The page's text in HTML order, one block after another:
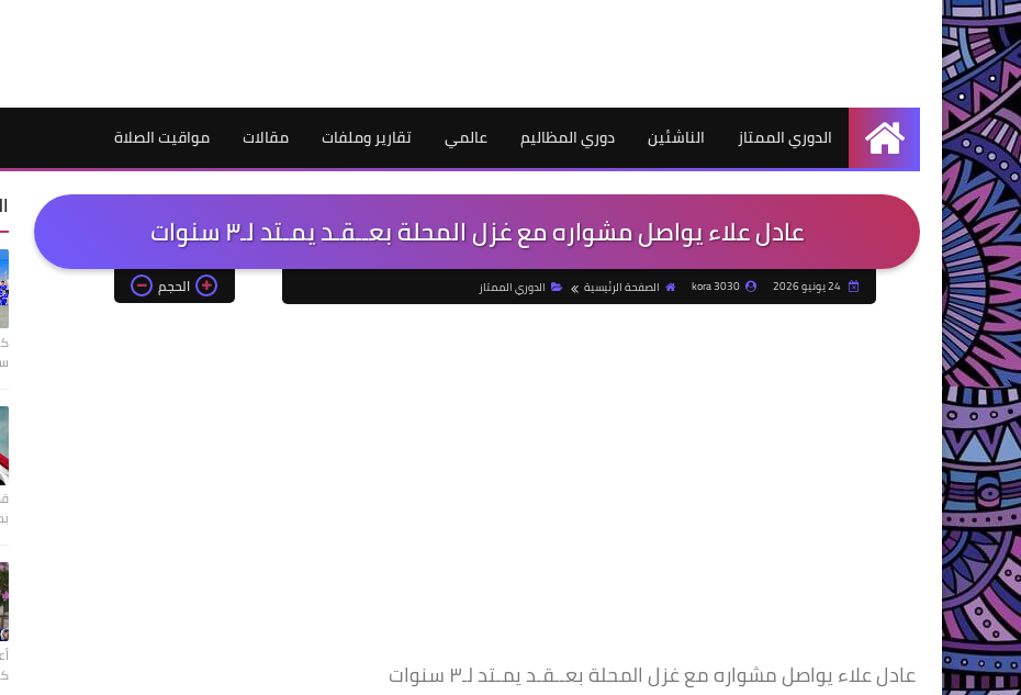
الرئيسية
الدوري الممتاز الناشئين دوري المظاليم عالمي تقارير وملفات مقالات مواقيت الصلاة
عادل علاء يواصل مشواره مع غزل المحلة بعــقـد يمـتد لـ٣ سنوات
24 يونيو 2026 kora 3030 الصفحة الرئيسية الدوري الممتاز الحجم
عادل علاء يواصل مشواره مع غزل المحلة بعــقـد يمـتد لـ٣ سنوات